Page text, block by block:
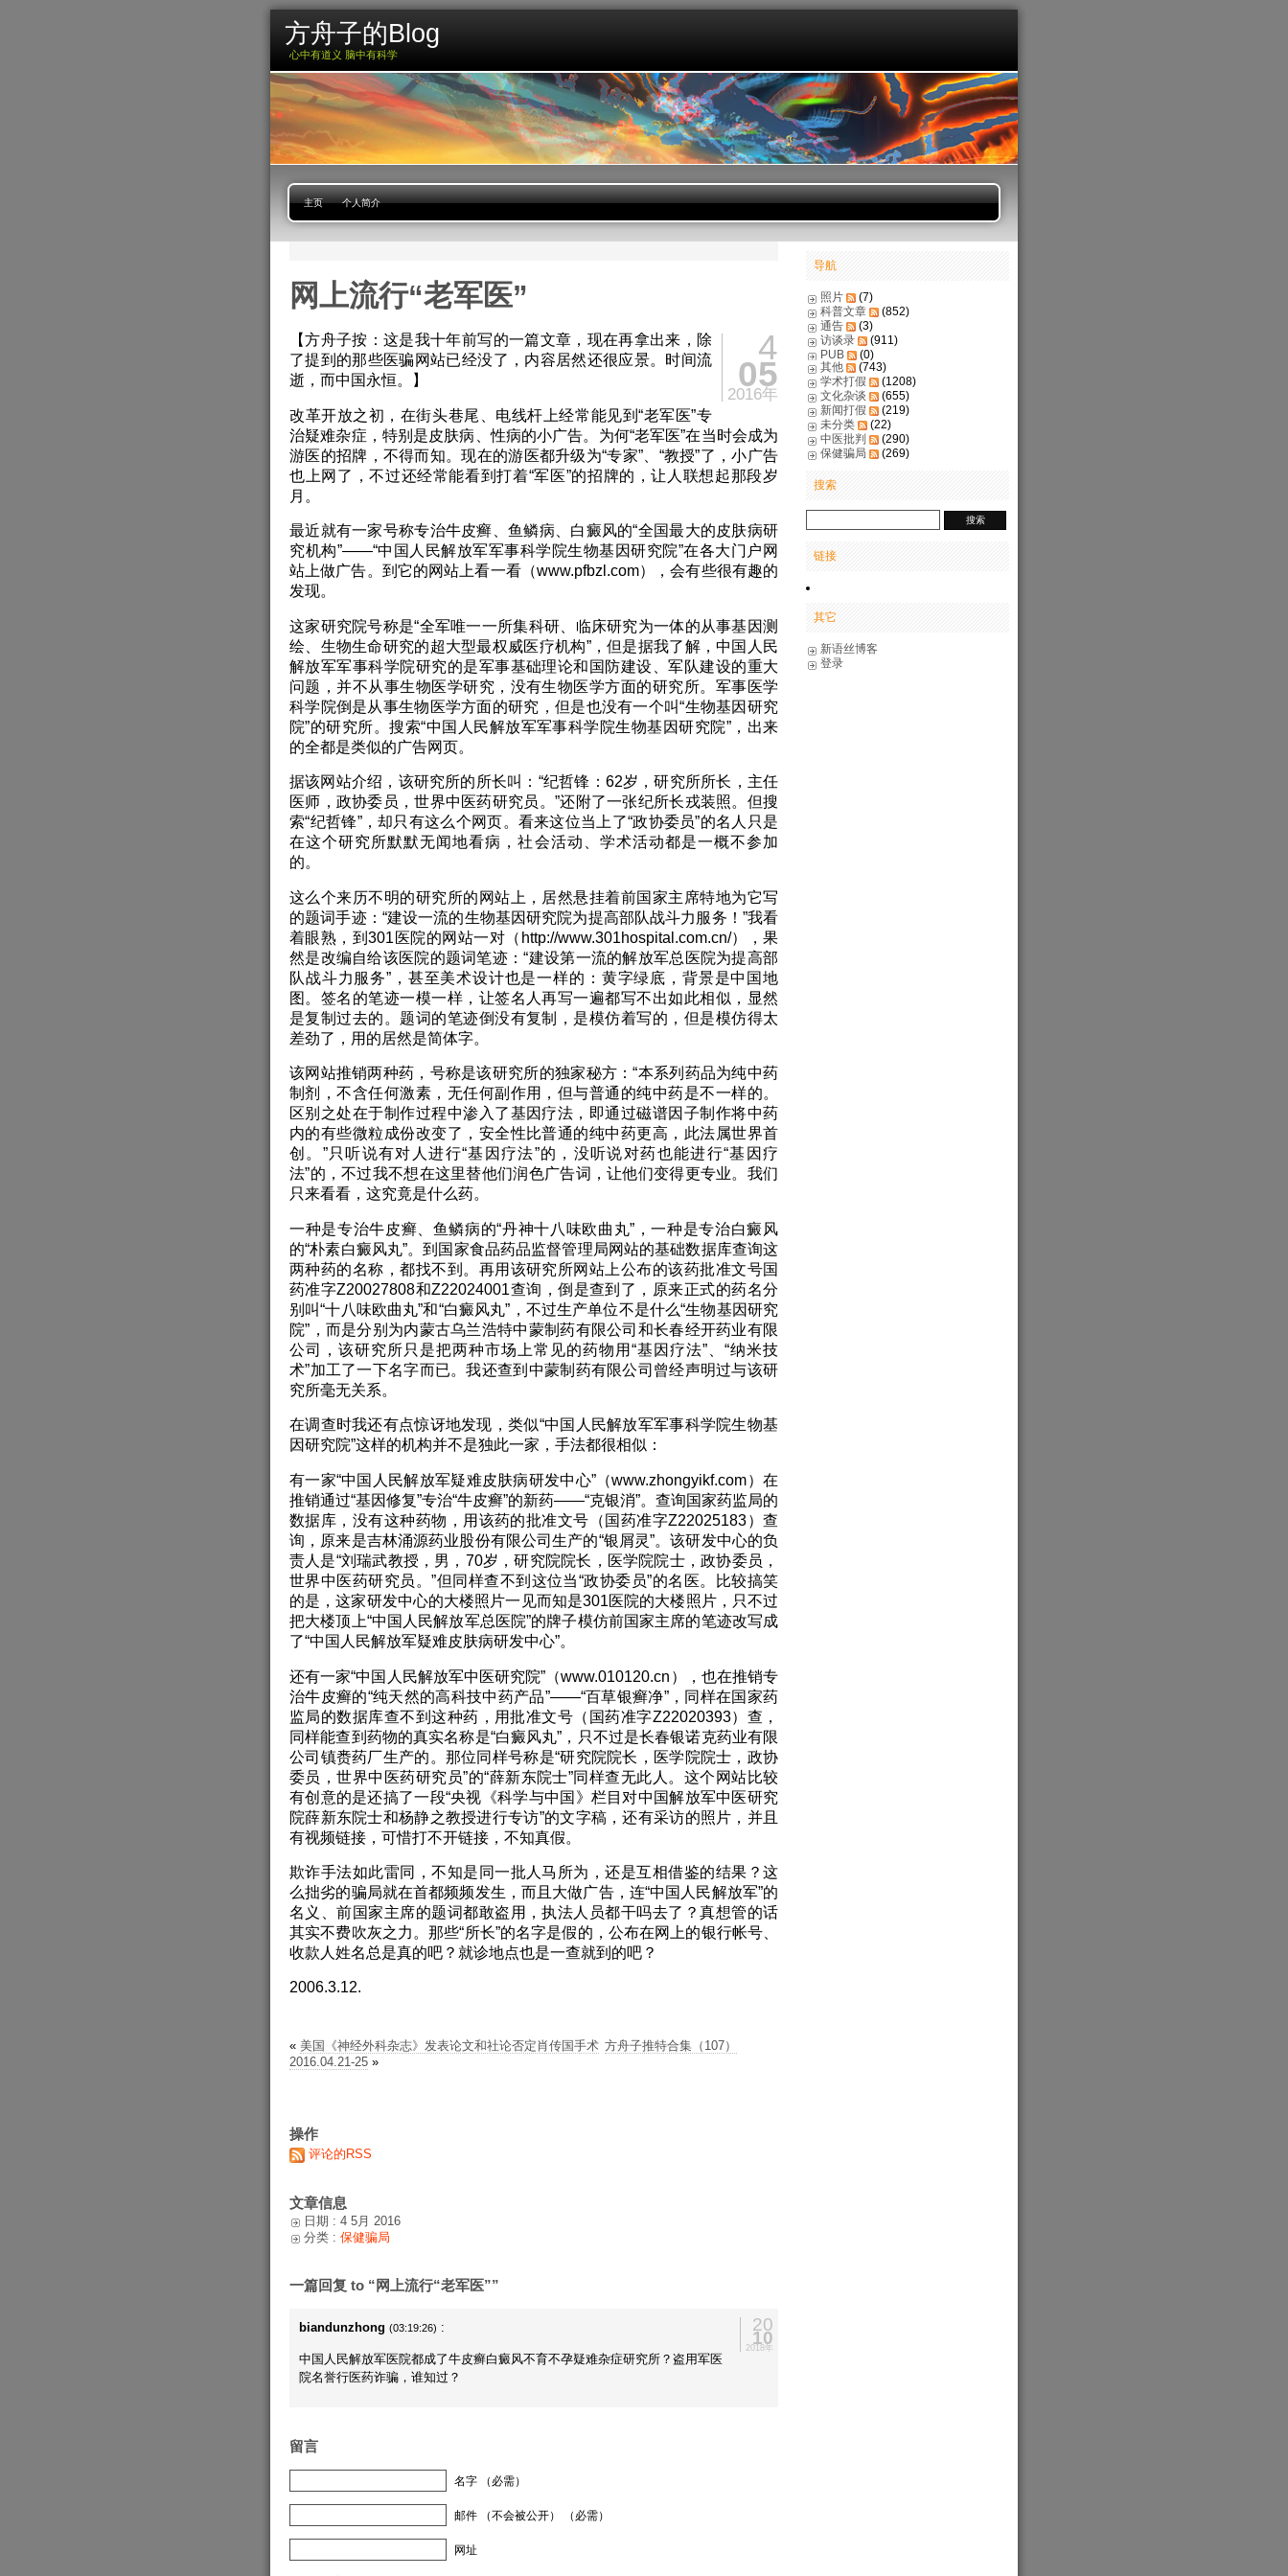
方舟子的Blog
心中有道义 脑中有科学
主页 个人简介
网上流行“老军医”
4
05
2016年
【方舟子按：这是我十年前写的一篇文章，现在再拿出来，除
了提到的那些医骗网站已经没了，内容居然还很应景。时间流
逝，而中国永恒。】
改革开放之初，在街头巷尾、电线杆上经常能见到“老军医”专
治疑难杂症，特别是皮肤病、性病的小广告。为何“老军医”在当时会成为
游医的招牌，不得而知。现在的游医都升级为“专家”、“教授”了，小广告
也上网了，不过还经常能看到打着“军医”的招牌的，让人联想起那段岁
月。
最近就有一家号称专治牛皮癣、鱼鳞病、白癜风的“全国最大的皮肤病研
究机构”——“中国人民解放军军事科学院生物基因研究院”在各大门户网
站上做广告。到它的网站上看一看（www.pfbzl.com），会有些很有趣的
发现。
这家研究院号称是“全军唯一一所集科研、临床研究为一体的从事基因测
绘、生物生命研究的超大型最权威医疗机构”，但是据我了解，中国人民
解放军军事科学院研究的是军事基础理论和国防建设、军队建设的重大
问题，并不从事生物医学研究，没有生物医学方面的研究所。军事医学
科学院倒是从事生物医学方面的研究，但是也没有一个叫“生物基因研究
院”的研究所。搜索“中国人民解放军军事科学院生物基因研究院”，出来
的全都是类似的广告网页。
据该网站介绍，该研究所的所长叫：“纪哲锋：62岁，研究所所长，主任
医师，政协委员，世界中医药研究员。”还附了一张纪所长戎装照。但搜
索“纪哲锋”，却只有这么个网页。看来这位当上了“政协委员”的名人只是
在这个研究所默默无闻地看病，社会活动、学术活动都是一概不参加
的。
这么个来历不明的研究所的网站上，居然悬挂着前国家主席特地为它写
的题词手迹：“建设一流的生物基因研究院为提高部队战斗力服务！”我看
着眼熟，到301医院的网站一对（http://www.301hospital.com.cn/），果
然是改编自给该医院的题词笔迹：“建设第一流的解放军总医院为提高部
队战斗力服务”，甚至美术设计也是一样的：黄字绿底，背景是中国地
图。签名的笔迹一模一样，让签名人再写一遍都写不出如此相似，显然
是复制过去的。题词的笔迹倒没有复制，是模仿着写的，但是模仿得太
差劲了，用的居然是简体字。
该网站推销两种药，号称是该研究所的独家秘方：“本系列药品为纯中药
制剂，不含任何激素，无任何副作用，但与普通的纯中药是不一样的。
区别之处在于制作过程中渗入了基因疗法，即通过磁谱因子制作将中药
内的有些微粒成份改变了，安全性比普通的纯中药更高，此法属世界首
创。”只听说有对人进行“基因疗法”的，没听说对药也能进行“基因疗
法”的，不过我不想在这里替他们润色广告词，让他们变得更专业。我们
只来看看，这究竟是什么药。
一种是专治牛皮癣、鱼鳞病的“丹神十八味欧曲丸”，一种是专治白癜风
的“朴素白癜风丸”。到国家食品药品监督管理局网站的基础数据库查询这
两种药的名称，都找不到。再用该研究所网站上公布的该药批准文号国
药准字Z20027808和Z22024001查询，倒是查到了，原来正式的药名分
别叫“十八味欧曲丸”和“白癜风丸”，不过生产单位不是什么“生物基因研究
院”，而是分别为内蒙古乌兰浩特中蒙制药有限公司和长春经开药业有限
公司，该研究所只是把两种市场上常见的药物用“基因疗法”、“纳米技
术”加工了一下名字而已。我还查到中蒙制药有限公司曾经声明过与该研
究所毫无关系。
在调查时我还有点惊讶地发现，类似“中国人民解放军军事科学院生物基
因研究院”这样的机构并不是独此一家，手法都很相似：
有一家“中国人民解放军疑难皮肤病研发中心”（www.zhongyikf.com）在
推销通过“基因修复”专治“牛皮癣”的新药——“克银消”。查询国家药监局的
数据库，没有这种药物，用该药的批准文号（国药准字Z22025183）查
询，原来是吉林涌源药业股份有限公司生产的“银屑灵”。该研发中心的负
责人是“刘瑞武教授，男，70岁，研究院院长，医学院院士，政协委员，
世界中医药研究员。”但同样查不到这位当“政协委员”的名医。比较搞笑
的是，这家研发中心的大楼照片一见而知是301医院的大楼照片，只不过
把大楼顶上“中国人民解放军总医院”的牌子模仿前国家主席的笔迹改写成
了“中国人民解放军疑难皮肤病研发中心”。
还有一家“中国人民解放军中医研究院”（www.010120.cn），也在推销专
治牛皮癣的“纯天然的高科技中药产品”——“百草银癣净”，同样在国家药
监局的数据库查不到这种药，用批准文号（国药准字Z22020393）查，
同样能查到药物的真实名称是“白癜风丸”，只不过是长春银诺克药业有限
公司镇赉药厂生产的。那位同样号称是“研究院院长，医学院院士，政协
委员，世界中医药研究员”的“薛新东院士”同样查无此人。这个网站比较
有创意的是还搞了一段“央视《科学与中国》栏目对中国解放军中医研究
院薛新东院士和杨静之教授进行专访”的文字稿，还有采访的照片，并且
有视频链接，可惜打不开链接，不知真假。
欺诈手法如此雷同，不知是同一批人马所为，还是互相借鉴的结果？这
么拙劣的骗局就在首都频频发生，而且大做广告，连“中国人民解放军”的
名义、前国家主席的题词都敢盗用，执法人员都干吗去了？真想管的话
其实不费吹灰之力。那些“所长”的名字是假的，公布在网上的银行帐号、
收款人姓名总是真的吧？就诊地点也是一查就到的吧？
2006.3.12.
« 美国《神经外科杂志》发表论文和社论否定肖传国手术 方舟子推特合集（107）
2016.04.21-25 »
操作
评论的RSS
文章信息
日期 : 4 5月 2016
分类 : 保健骗局
一篇回复 to “网上流行“老军医””
20
10
2018年
biandunzhong (03:19:26) :
中国人民解放军医院都成了牛皮癣白癜风不育不孕疑难杂症研究所？盗用军医
院名誉行医药诈骗，谁知过？
留言
名字 （必需）
邮件 （不会被公开） （必需）
网址
导航
照片
(7)
科普文章
(852)
通告
(3)
访谈录
(911)
PUB
(0)
其他
(743)
学术打假
(1208)
文化杂谈
(655)
新闻打假
(219)
未分类
(22)
中医批判
(290)
保健骗局
(269)
搜索
链接
其它
新语丝博客
登录